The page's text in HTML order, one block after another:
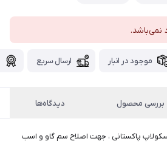
موجود در انبار ارسال سریع
بررسی محصول دیدگاه‌ها
پاکستانی ، جهت اصلاح سم گاو و اسب